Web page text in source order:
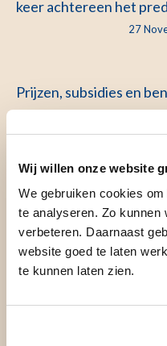
Wij willen onze website
We gebruiken cookies
te analyseren. Zo kunnen
verbeteren. Daarnaast
website goed te laten
te kunnen laten zien.
keer achtereen het
27
Prijzen, subsidies en
Laad meer artikelen
Blijf op de hoogte van het